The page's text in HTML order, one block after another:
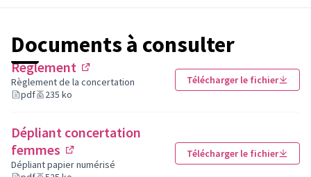
Comment ça fonctionne ?
Pour chaque future allée, 3 noms de femmes sont
proposés. Cette liste s'est élaborée en concertation
Val de Bièvre, le service des archives de la Ville et les
élus municipaux. Ces noms sont désormais soumis au
vote des habitantes et habitants de Cachan.
Documents à consulter
Règlement
(Lien externe)
Règlement de la concertation
pdf
235 ko
Télécharger le fichier
Dépliant concertation
femmes
(Lien externe)
Dépliant papier numérisé
Télécharger le fichier